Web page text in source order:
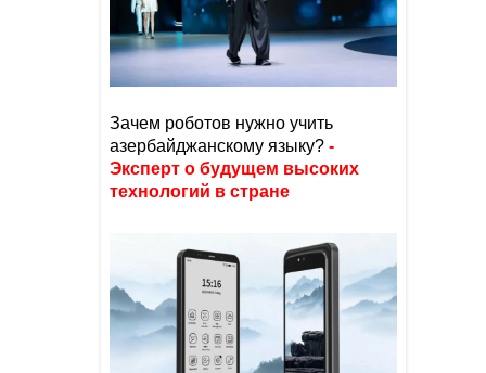
Зачем роботов нужно учить
азербайджанскому языку? -
Эксперт о будущем высоких
технологий в стране